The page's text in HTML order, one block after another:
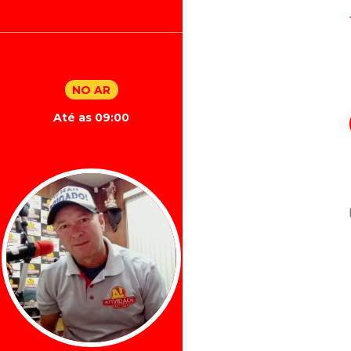
NO AR
Até as 09:00